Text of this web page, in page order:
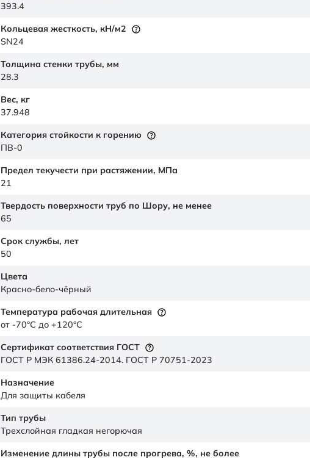
393.4
Кольцевая жесткость, кН/м2
SN24
Толщина стенки трубы, мм
28.3
Вес, кг
37.948
Категория стойкости к горению
ПВ-0
Предел текучести при растяжении, МПа
21
Твердость поверхности труб по Шору, не менее
65
Срок службы, лет
50
Цвета
Красно-бело-чёрный
Температура рабочая длительная
от -70°C до +120°C
Сертификат соответствия ГОСТ
ГОСТ Р МЭК 61386.24-2014. ГОСТ Р 70751-2023
Назначение
Для защиты кабеля
Тип трубы
Трехслойная гладкая негорючая
Изменение длины трубы после прогрева, %, не более